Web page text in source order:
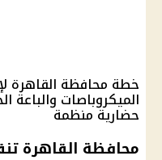
خطة محافظة القاهرة
الميكروباصات والباعة
حضارية منظمة
محافظة القاهرة